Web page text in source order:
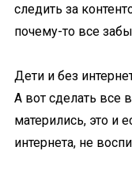
следить за
почему-то все
Дети и без
А вот сделать все
матерились, это и
интернета, не